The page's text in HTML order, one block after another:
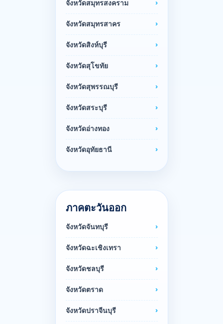
จังหวัดสมุทรสงคราม
จังหวัดสมุทรสาคร
จังหวัดสิงห์บุรี
จังหวัดสุโขทัย
จังหวัดสุพรรณบุรี
จังหวัดสระบุรี
จังหวัดอ่างทอง
จังหวัดอุทัยธานี
ภาคตะวันออก
จังหวัดจันทบุรี
จังหวัดฉะเชิงเทรา
จังหวัดชลบุรี
จังหวัดตราด
จังหวัดปราจีนบุรี